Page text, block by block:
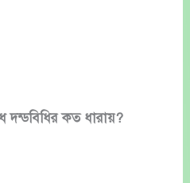
দন্ডবিধির কত ধারায়?